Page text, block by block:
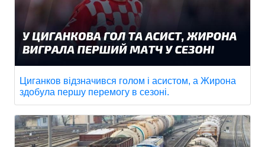
Циганков відзначився голом і асистом, а Жирона
здобула першу перемогу в сезоні.